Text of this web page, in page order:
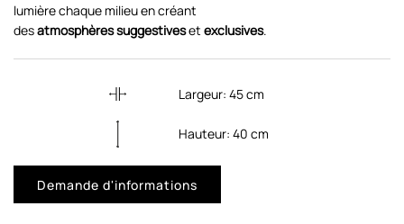
lumière chaque milieu en créant
desatmosphèressuggestiveset exclusives.
Largeur:45cm
Hauteur:40 cm
Demande d'informations